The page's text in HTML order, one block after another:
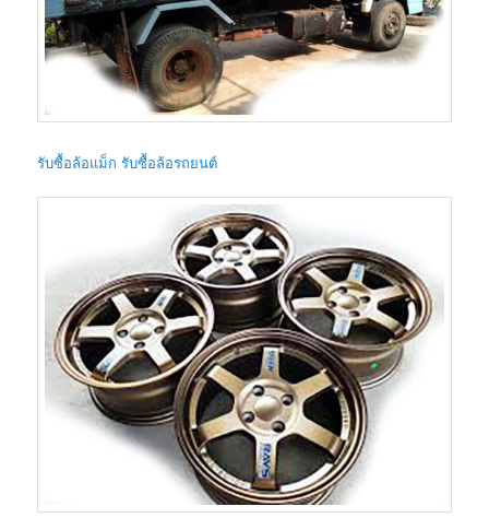
รับซื้อล้อแม็ก รับซื้อล้อรถยนต์